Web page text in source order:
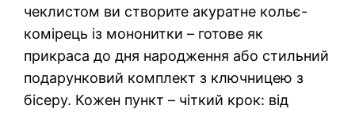
чеклистом ви створите акуратне кольє-
комірець із мононитки – готове як
прикраса до дня народження або стильний
подарунковий комплект з ключницею з
бісеру. Кожен пункт – чіткий крок: від